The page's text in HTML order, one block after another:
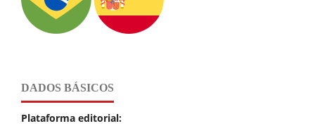
DADOS BÁSICOS
Plataforma editorial: